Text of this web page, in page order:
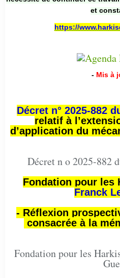
et
https://
- Mis à
Décret n° 2025-882
relatif à
d’application du
Décret n o 2025-882
Fondation pour les
Franck
- Réflexion
consacrée à la
Fondation pour les